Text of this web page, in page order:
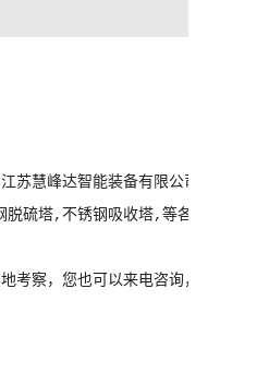
苏慧峰达智能装备有限公司专注生
硫塔,不锈钢吸收塔,等各类废气净
考察，您也可以来电咨询，我们将竭